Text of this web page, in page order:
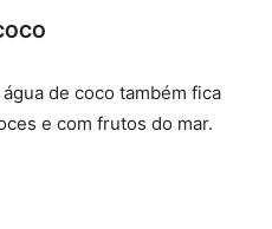
de coco também fica
e com frutos do mar.